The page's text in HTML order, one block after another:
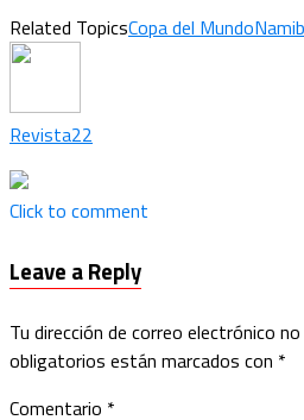
Related TopicsCopa del Mundo
Revista22
Click to comment
Leave a Reply
Tu dirección de correo electrónico
obligatorios están marcados con *
Comentario *